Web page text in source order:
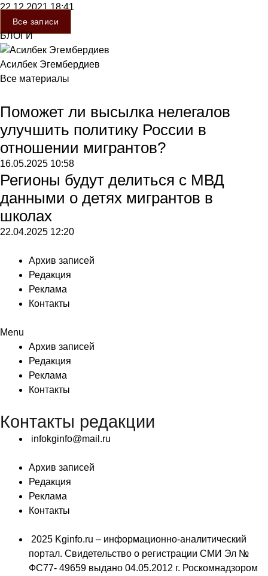
22.12.202118:41
Все записи
БЛОГИ
Асилбек Эгембердиев
Все материалы
Поможет ли высылка нелегалов
улучшить политику России в
отношении мигрантов?
16.05.2025 10:58
Регионы будут делиться с МВД
данными о детях мигрантов в
школах
22.04.2025 12:20
Архив записей
Редакция
Реклама
Контакты
Menu
Архив записей
Редакция
Реклама
Контакты
Контакты редакции
infokginfo@mail.ru
Архив записей
Редакция
Реклама
Контакты
2025 Kginfo.ru – информационно-аналитический
портал. Свидетельство о регистрации СМИ Эл №
ФС77- 49659 выдано 04.05.2012 г. Роскомнадзором